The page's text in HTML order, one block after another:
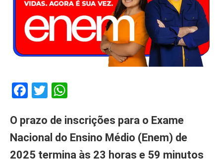
Facebook
Twitter
O prazo de inscrições para o Exame
Nacional do Ensino Médio (Enem) de
2025 termina às 23 horas e 59 minutos